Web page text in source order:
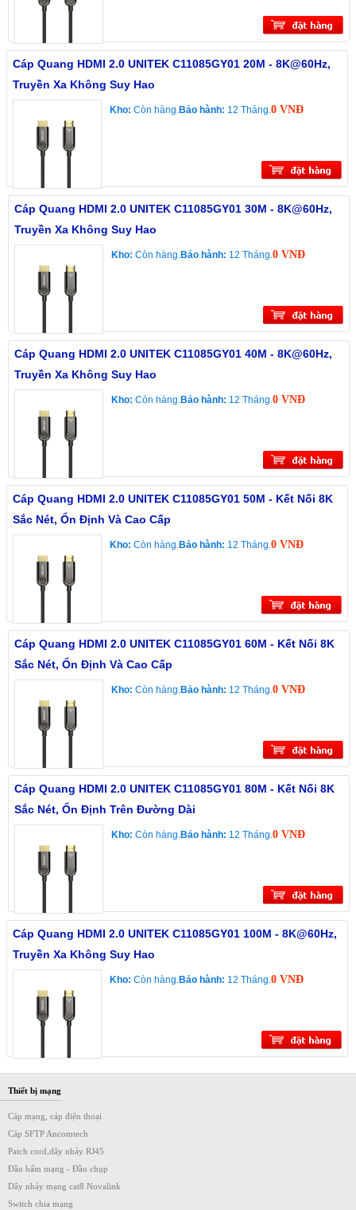
Cáp Quang HDMI 2.0 UNITEK C11085GY01 20M - 8K@60Hz,
Truyền Xa Không Suy Hao
Kho: Còn hàng.Bảo hành: 12 Tháng.0 VNĐ
Cáp Quang HDMI 2.0 UNITEK C11085GY01 30M - 8K@60Hz,
Truyền Xa Không Suy Hao
Kho: Còn hàng.Bảo hành: 12 Tháng.0 VNĐ
Cáp Quang HDMI 2.0 UNITEK C11085GY01 40M - 8K@60Hz,
Truyền Xa Không Suy Hao
Kho: Còn hàng.Bảo hành: 12 Tháng.0 VNĐ
Cáp Quang HDMI 2.0 UNITEK C11085GY01 50M - Kết Nối 8K
Sắc Nét, Ổn Định Và Cao Cấp
Kho: Còn hàng.Bảo hành: 12 Tháng.0 VNĐ
Cáp Quang HDMI 2.0 UNITEK C11085GY01 60M - Kết Nối 8K
Sắc Nét, Ổn Định Và Cao Cấp
Kho: Còn hàng.Bảo hành: 12 Tháng.0 VNĐ
Cáp Quang HDMI 2.0 UNITEK C11085GY01 80M - Kết Nối 8K
Sắc Nét, Ổn Định Trên Đường Dài
Kho: Còn hàng.Bảo hành: 12 Tháng.0 VNĐ
Cáp Quang HDMI 2.0 UNITEK C11085GY01 100M - 8K@60Hz,
Truyền Xa Không Suy Hao
Kho: Còn hàng.Bảo hành: 12 Tháng.0 VNĐ
Thiết bị mạng
Cáp mạng, cáp điện thoại
Cáp SFTP Ancomtech
Patch cord,dây nhảy RJ45
Đầu bấm mạng - Đầu chụp
Dây nhảy mạng cat8 Novalink
Switch chia mạng